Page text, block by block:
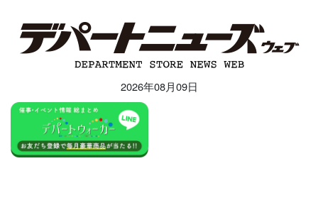
2026年08月09日